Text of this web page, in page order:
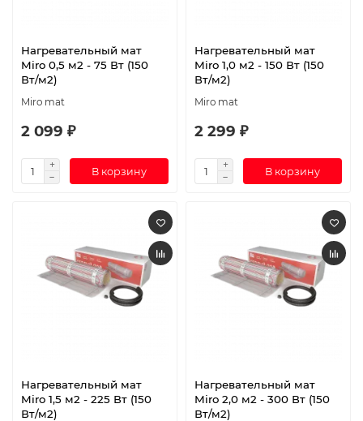
Нагревательный мат
Miro 0,5 м2 - 75 Вт (150
Вт/м2)
Miro mat
2 099 ₽
В корзину
Нагревательный мат
Miro 1,0 м2 - 150 Вт (150
Вт/м2)
Miro mat
2 299 ₽
В корзину
Нагревательный мат
Miro 1,5 м2 - 225 Вт (150
Вт/м2)
Нагревательный мат
Miro 2,0 м2 - 300 Вт (150
Вт/м2)